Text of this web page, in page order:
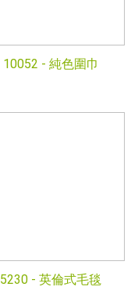
10052 - 純色圍巾
5230 - 英倫式毛毯